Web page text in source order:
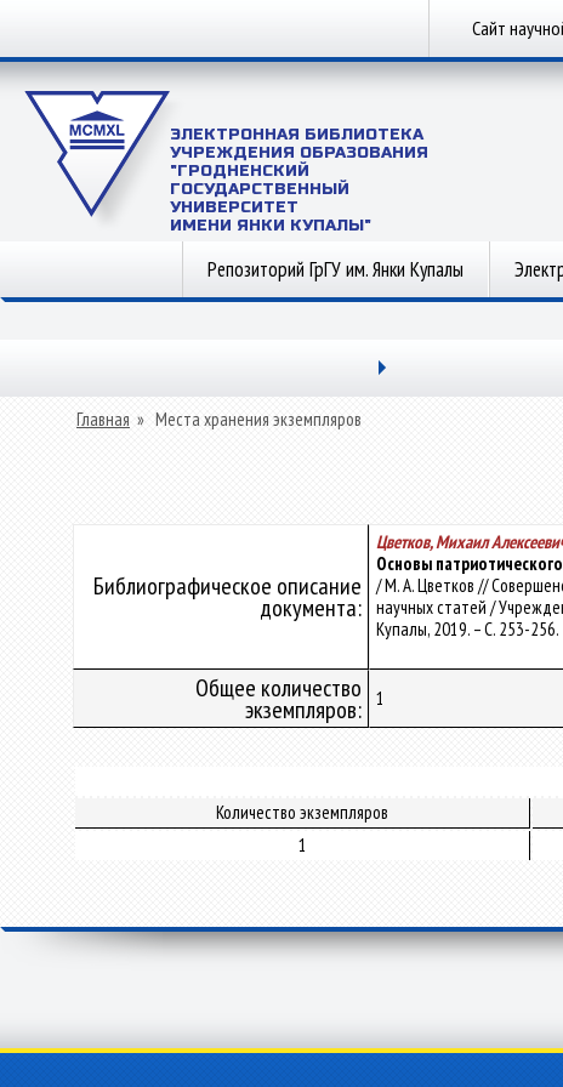
Сайт
ЭЛЕКТРОННАЯ БИБЛИОТЕКА
УЧРЕЖДЕНИЯ ОБРАЗОВАНИЯ
"ГРОДНЕНСКИЙ
ГОСУДАРСТВЕННЫЙ
УНИВЕРСИТЕТ
ИМЕНИ ЯНКИ КУПАЛЫ"
Репозиторий ГрГУ им. Янки Купалы
Главная » Места хранения экземпляров
Библиографическое описание
документа:
Цветков, Михаил
Основы
/ М. А. Цветков //
научных статей /
Купалы, 2019. – С. 253-256.
Общее количество
экземпляров: 1
Количество экземпляров
1